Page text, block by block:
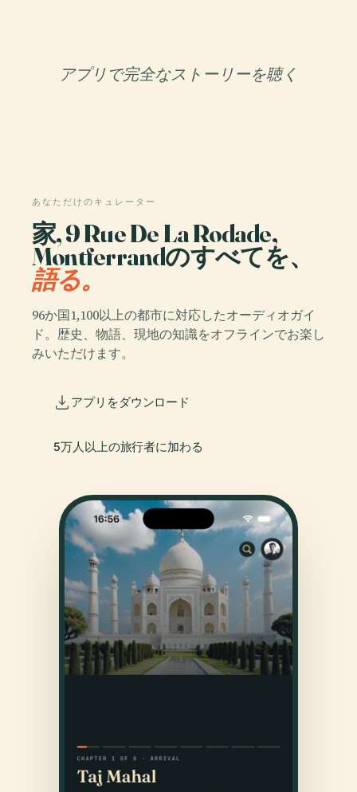
アプリで完全なストーリーを聴く
あなただけのキュレーター
家, 9 Rue De La Rodade,
Montferrandのすべてを、
語る。
96か国1,100以上の都市に対応したオーディオガイ
ド。歴史、物語、現地の知識をオフラインでお楽し
みいただけます。
アプリをダウンロード
5万人以上の旅行者に加わる